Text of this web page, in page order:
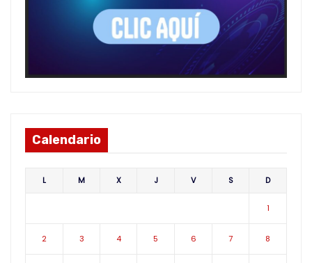
Calendario
L M X J V S D
1
2 3 4 5 6 7 8